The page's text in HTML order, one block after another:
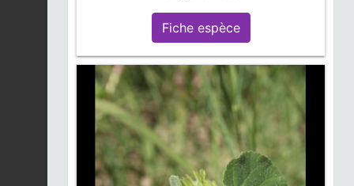
Fiche espèce